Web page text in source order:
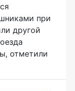
при
другой
отметили